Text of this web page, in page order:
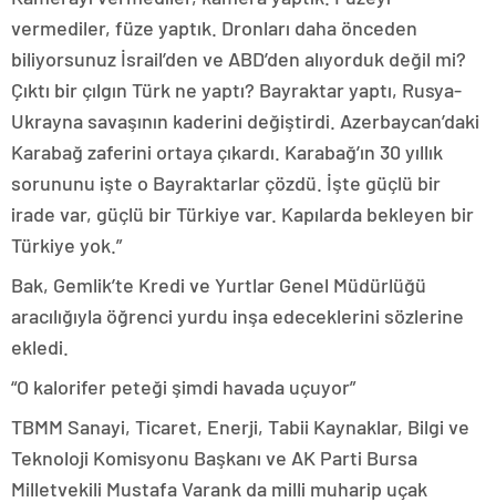
vermediler, füze yaptık. Dronları daha önceden
biliyorsunuz İsrail’den ve ABD’den alıyorduk değil mi?
Çıktı bir çılgın Türk ne yaptı? Bayraktar yaptı, Rusya-
Ukrayna savaşının kaderini değiştirdi. Azerbaycan’daki
Karabağ zaferini ortaya çıkardı. Karabağ’ın 30 yıllık
sorununu işte o Bayraktarlar çözdü. İşte güçlü bir
irade var, güçlü bir Türkiye var. Kapılarda bekleyen bir
Türkiye yok.”
Bak, Gemlik’te Kredi ve Yurtlar Genel Müdürlüğü
aracılığıyla öğrenci yurdu inşa edeceklerini sözlerine
ekledi.
“O kalorifer peteği şimdi havada uçuyor”
TBMM Sanayi, Ticaret, Enerji, Tabii Kaynaklar, Bilgi ve
Teknoloji Komisyonu Başkanı ve AK Parti Bursa
Milletvekili Mustafa Varank da milli muharip uçak